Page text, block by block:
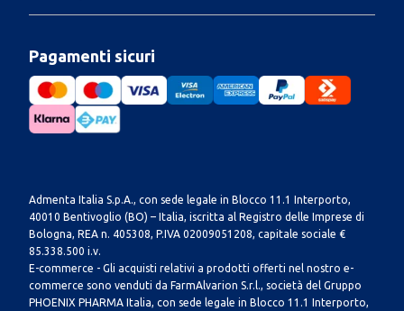
Pagamenti sicuri
Admenta Italia S.p.A., con sede legale in Blocco 11.1 Interporto,
40010 Bentivoglio (BO) – Italia, iscritta al Registro delle Imprese di
Bologna, REA n. 405308, P.IVA 02009051208, capitale sociale €
85.338.500 i.v.
E-commerce - Gli acquisti relativi a prodotti offerti nel nostro e-
commerce sono venduti da FarmAlvarion S.r.l., società del Gruppo
PHOENIX PHARMA Italia, con sede legale in Blocco 11.1 Interporto,